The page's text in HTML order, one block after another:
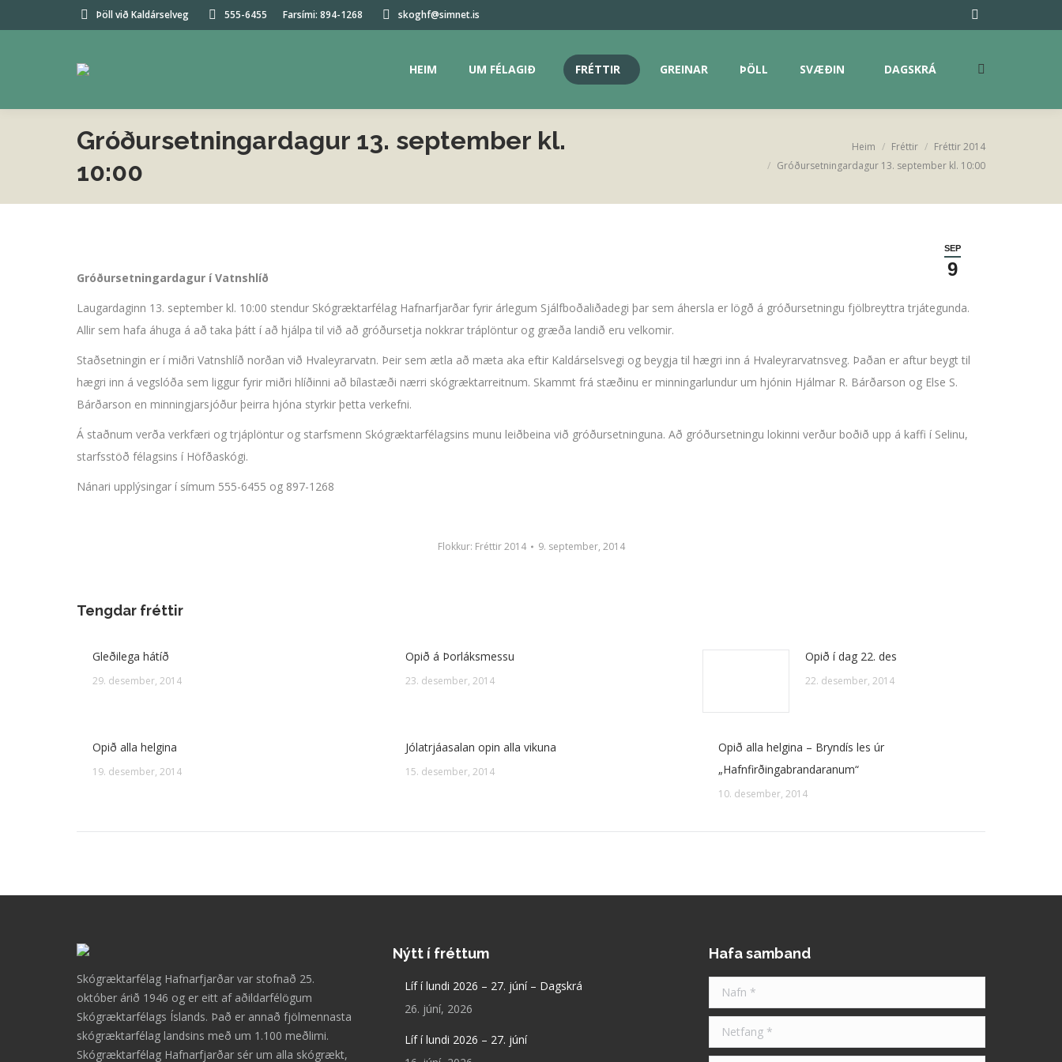
Þöll við Kaldárselveg 555-6455 Farsími: 894-1268 skoghf@simnet.is
Facebook
opens
new
HEIM UM FÉLAGIÐ FRÉTTIR GREINAR ÞÖLL SVÆÐIN DAGSKRÁ Search:
Gróðursetningardagur 13. september kl.
10:00
Heim Fréttir
Fréttir 2014
Gróðursetningardagur 13. september kl. 10:00
SEP
9
Gróðursetningardagur í Vatnshlíð
Laugardaginn 13. september kl. 10:00 stendur Skógræktarfélag Hafnarfjarðar fyrir árlegum Sjálfboðaliðadegi þar sem áhersla er lögð á gróðursetningu fjölbreyttra trjátegunda.
Allir sem hafa áhuga á að taka þátt í að hjálpa til við að gróðursetja nokkrar tráplöntur og græða landið eru velkomir.
Staðsetningin er í miðri Vatnshlíð norðan við Hvaleyrarvatn. Þeir sem ætla að mæta aka eftir Kaldárselsvegi og beygja til hægri inn á Hvaleyrarvatnsveg. Þaðan er aftur beygt til
hægri inn á vegslóða sem liggur fyrir miðri hlíðinni að bílastæði nærri skógræktarreitnum. Skammt frá stæðinu er minningarlundur um hjónin Hjálmar R. Bárðarson og Else S.
Bárðarson en minningjarsjóður þeirra hjóna styrkir þetta verkefni.
Á staðnum verða verkfæri og trjáplöntur og starfsmenn Skógræktarfélagsins munu leiðbeina við gróðursetninguna. Að gróðursetningu lokinni verður boðið upp á kaffi í Selinu,
starfsstöð félagsins í Höfðaskógi.
Nánari upplýsingar í símum 555-6455 og 897-1268
Flokkur: Fréttir 2014 9. september, 2014
Tengdar fréttir
Gleðilega hátíð
29. desember, 2014
Opið á Þorláksmessu
23. desember, 2014
Opið í dag 22. des
22. desember, 2014
Opið alla helgina
19. desember, 2014
Jólatrjáasalan opin alla vikuna
15. desember, 2014
Opið alla helgina – Bryndís les úr
„Hafnfirðingabrandaranum“
10. desember, 2014
Skógræktarfélag Hafnarfjarðar var stofnað 25.
október árið 1946 og er eitt af aðildarfélögum
Skógræktarfélags Íslands. Það er annað fjölmennasta
skógræktarfélag landsins með um 1.100 meðlimi.
Skógræktarfélag Hafnarfjarðar sér um alla skógrækt,
Nýtt í fréttum
Líf í lundi 2026 – 27. júní – Dagskrá
26. júní, 2026
Líf í lundi 2026 – 27. júní
Hafa samband
Nafn *
Netfang *
HEIM UM FÉLAGIÐ Search: